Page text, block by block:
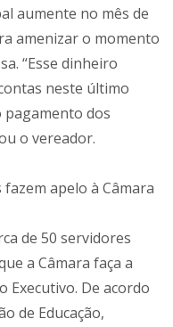
aumente no mês de
amenizar o momento
“Esse dinheiro
neste último
pagamento dos
o vereador.
apelo à Câmara
de 50 servidores
a Câmara faça a
Executivo. De acordo
de Educação,